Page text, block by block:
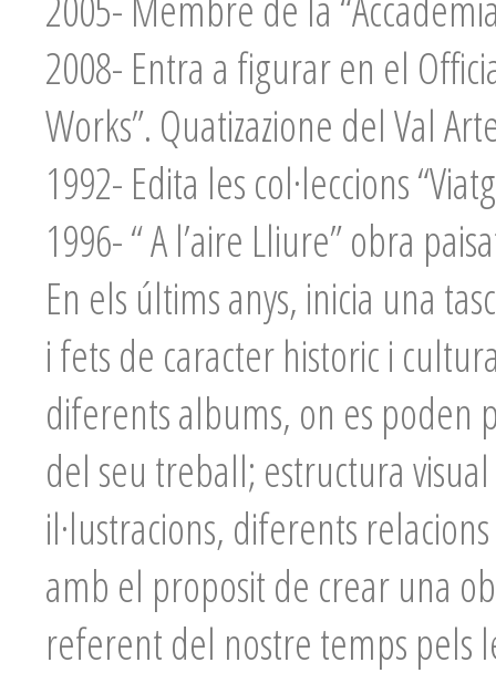
2008- Entra a figurar en el
Works”. Quatizazione del Val
1992- Edita les col·leccions
1996- “ A l’aire Lliure” obra
En els últims anys, inicia una
i fets de caracter historic i
diferents albums, on es poden
del seu treball; estructura
il·lustracions, diferents
amb el proposit de crear una
referent del nostre temps pels